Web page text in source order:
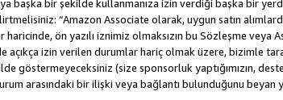
başka bir şekilde kullanmanıza izin verdiği başka bir
“Amazon Associate olarak, uygun satın
ön yazılı iznimiz olmaksızın bu Sözleşme veya
açıkça izin verilen durumlar hariç olmak üzere, bizimle
(size sponsorluk yaptığımızın,
arasındaki bir ilişki veya bağlantı bulunduğunu beyan